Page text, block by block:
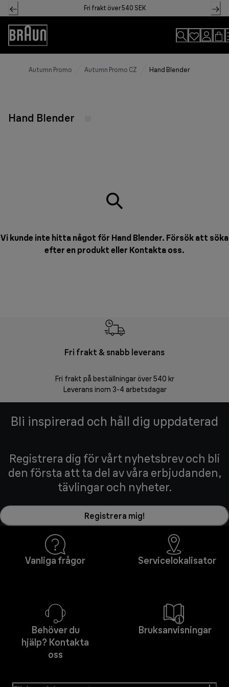
Skip
to
Content
Fri frakt över 540 SEK
Accessibility
Statement
Autumn Promo Autumn Promo CZ Hand Blender
Hand Blender
Vi kunde inte hitta något för Hand Blender. Försök att söka
efter en produkt eller Kontakta oss.
Fri frakt & snabb leverans
Fri frakt på beställningar över 540 kr
Leverans inom 3-4 arbetsdagar
Bli inspirerad och håll dig uppdaterad
Registrera dig för vårt nyhetsbrev och bli
den första att ta del av våra erbjudanden,
tävlingar och nyheter.
Registrera mig!
Vanliga frågor Servicelokalisator
Behöver du
hjälp? Kontakta
oss
Bruksanvisningar